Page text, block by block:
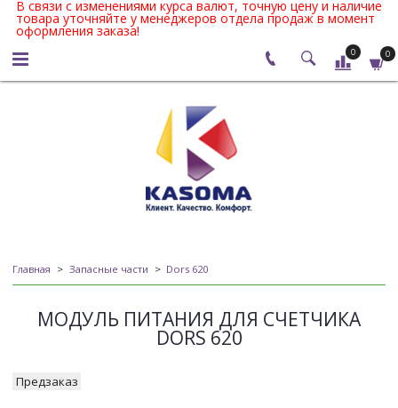
В связи с изменениями курса валют, точную цену и наличие
товара уточняйте у менеджеров отдела продаж в момент
оформления заказа!
0 0
Главная Запасные части Dors 620
МОДУЛЬ ПИТАНИЯ ДЛЯ СЧЕТЧИКА
DORS 620
Предзаказ